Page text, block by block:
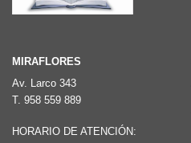
MIRAFLORES
Av. Larco 343
T. 958 559 889
HORARIO DE ATENCIÓN: